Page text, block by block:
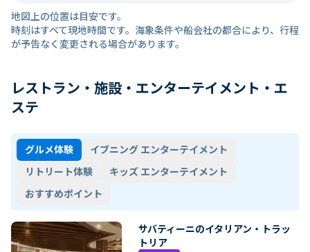
地図上の位置は目安です。
時刻はすべて現地時間です。海象条件や船会社の都合により、行程
が予告なく変更される場合があります。
レストラン・施設・エンターテイメント・エ
ステ
グルメ体験
イブニング エンターテイメント
リトリート体験
キッズ エンターテイメント
おすすめポイント
サバティーニのイタリアン・トラッ
トリア